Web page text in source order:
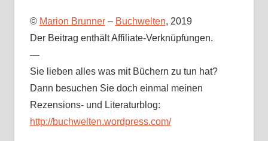
© Marion Brunner– Buchwelten, 2019
Der Beitrag enthält Affiliate-Verknüpfungen.
—
Sie lieben alles was mit Büchern zu tun hat?
Dann besuchen Sie doch einmal meinen
Rezensions- und Literaturblog:
http://buchwelten.wordpress.com/